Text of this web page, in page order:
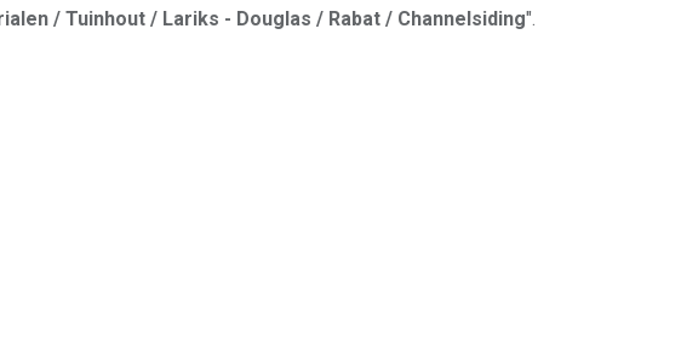
/ Tuinhout / Lariks - Douglas / Rabat / Channelsiding".